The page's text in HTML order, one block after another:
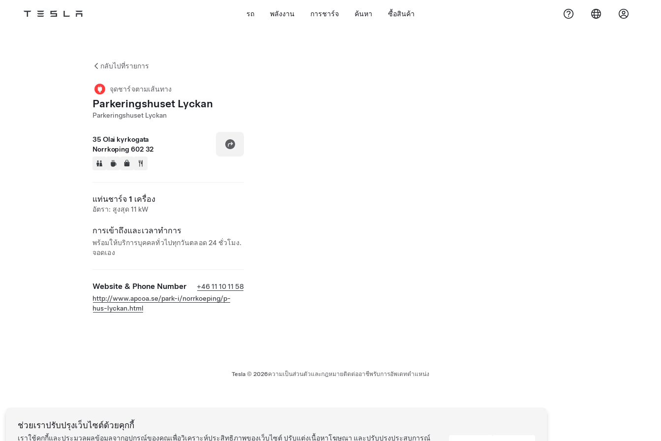
Tesla รถ พลังงาน การชาร์จ ค้นหา ซื้อสินค้า
กลับไปที่รายการ
จุดชาร์จตามเส้นทาง
Parkeringshuset Lyckan
Parkeringshuset Lyckan
35 Olai kyrkogata
Norrkoping 602 32
แท่นชาร์จ 1 เครื่อง
อัตรา: สูงสุด 11 kW
การเข้าถึงและเวลาทำการ
พร้อมให้บริการบุคคลทั่วไปทุกวันตลอด 24 ชั่วโมง.
จอดเอง
Website & Phone Number
+46 11 10 11 58
http://www.apcoa.se/park-i/norrkoeping/p-
hus-lyckan.html
Tesla © 2026ความเป็นส่วนตัวและกฎหมายติดต่ออาชีพรับการอัพเดทตำแหน่ง
ช่วยเราปรับปรุงเว็บไซต์ด้วยคุกกี้
เราใช้คุกกี้และประมวลผลข้อมูลจากอุปกรณ์ของคุณเพื่อวิเคราะห์ประสิทธิภาพของเว็บไซต์ ปรับแต่งเนื้อหาโฆษณา และปรับปรุงประสบการณ์